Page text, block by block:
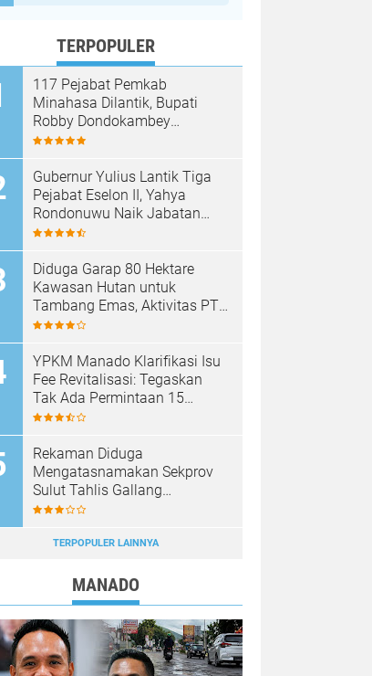
TERPOPULER
117 Pejabat Pemkab
Minahasa Dilantik, Bupati
Robby Dondokambey
Tekankan Integritas dan
Gubernur Yulius Lantik Tiga
Pejabat Eselon II, Yahya
Rondonuwu Naik Jabatan
Pimpin Dinas Pendidikan
Diduga Garap 80 Hektare
Kawasan Hutan untuk
Tambang Emas, Aktivitas PT
Sinar Mobagu Group Diselidiki
YPKM Manado Klarifikasi Isu
Fee Revitalisasi: Tegaskan
Tak Ada Permintaan 15
Persen, Pergantian Kepsek
Rekaman Diduga
Mengatasnamakan Sekprov
Sulut Tahlis Gallang
Dipastikan Hoaks, Masyarakat
TERPOPULER LAINNYA
MANADO